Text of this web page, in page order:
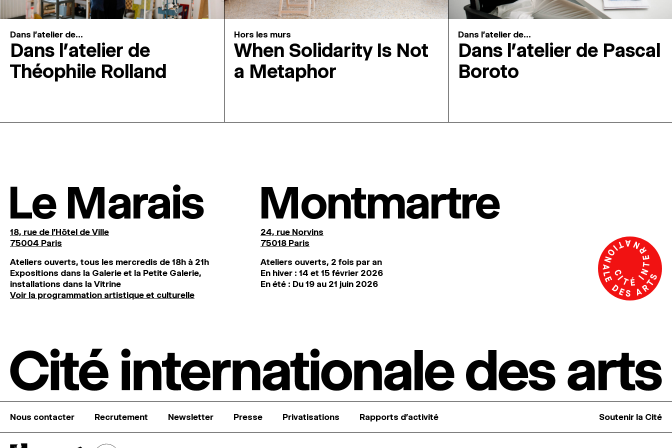
Dans l'atelier de...
Dans l’atelier de
Théophile Rolland
Hors les murs
When Solidarity Is Not
a Metaphor
Dans l'atelier de...
Dans l’atelier de Pascal
Boroto
Le Marais
18, rue de l'Hôtel de Ville
75004 Paris
Ateliers ouverts, tous les mercredis de 18h à 21h
Expositions dans la Galerie et la Petite Galerie,
installations dans la Vitrine
Voir la programmation artistique et culturelle
Montmartre
24, rue Norvins
75018 Paris
Ateliers ouverts, 2 fois par an
En hiver : 14 et 15 février 2026
En été : Du 19 au 21 juin 2026
Nous contacter Recrutement Newsletter Presse Privatisations Rapports d’activité Soutenir la Cité